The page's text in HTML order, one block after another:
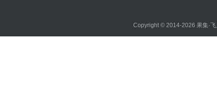
Copyright © 2014-2026 果集·